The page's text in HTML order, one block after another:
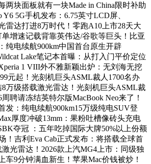
块面板就有一块Made in China限时补助
Y6 5G手机发布：6.75英寸LCD屏、
雷达打进8万时代！零跑A10上市28天大
增速记载背靠英伟达/谷歌等巨头！比亚
纯电续航900km中国首台原生开辟
Lake笔记本首曝：从打入门平价定位
1 VIII外不雅新颖出炉：无刘海无挖
元起！光刻机巨头ASML裁人1700名办
万级搭载激光雷达！光刻机巨头ASML裁
聘请冻结英特尔版MacBook Neo来了！
发：纯电续航900km15万级纯电SUV登
厚度冲破13mm：果粉吐槽像砖头充电
夺冠 ：五年吃掉国际大牌50%以上份额
！吉利Eva Cab正式发布：将搭载全球首
光雷达！2026款上汽MG4上市：同级独
车9分钟满血新生！苹果Mac价钱被炒！